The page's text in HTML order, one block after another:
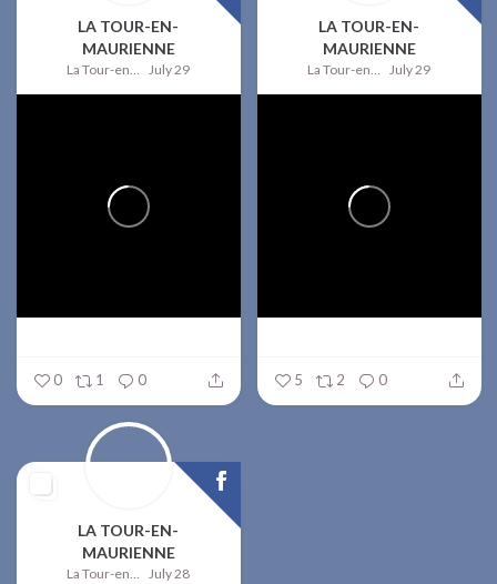
LA TOUR-EN-
MAURIENNE
La Tour-en-Maurienne July 29
0 1 0
LA TOUR-EN-
MAURIENNE
La Tour-en-Maurienne July 29
5 2 0
LA TOUR-EN-
MAURIENNE
La Tour-en-Maurienne July 28